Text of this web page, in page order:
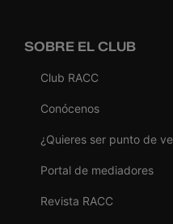
SOBRE EL CLUB
Club RACC
Conócenos
¿Quieres ser punto de
Portal de mediadores
Revista RACC